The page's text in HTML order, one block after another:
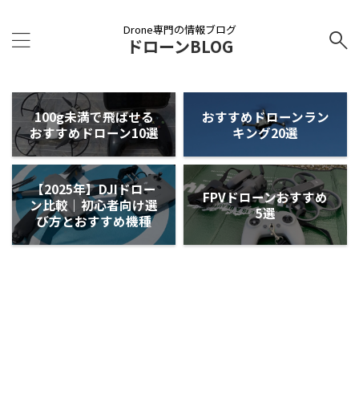
Drone専門の情報ブログ
ドローンBLOG
100g未満で飛ばせる
おすすめドローン10選
おすすめドローンラン
キング20選
【2025年】DJIドロー
ン比較｜初心者向け選
び方とおすすめ機種
FPVドローンおすすめ
5選